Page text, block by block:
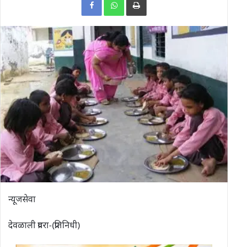
न्यूजसेवा
देवळाली प्रवरा-(प्रतिनिधी)